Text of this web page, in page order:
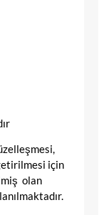
için
olan